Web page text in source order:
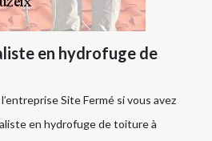
en hydrofuge de
Site Fermé si vous avez
en hydrofuge de toiture à